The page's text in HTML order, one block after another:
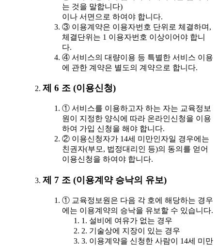
는 것을 말합니다)
이나 서면으로 하여야 합니다.
③ 이용계약은 이용자번호 단위로 체결하며,
체결단위는 1 이용자번호 이상이어야 합니
다.
④ 서비스의 대량이용 등 특별한 서비스 이용
에 관한 계약은 별도의 계약으로 합니다.
제 6 조 (이용신청)
① 서비스를 이용하고자 하는 자는 교육정보
원이 지정한 양식에 따라 온라인신청을 이용
하여 가입 신청을 해야 합니다.
② 이용신청자가 14세 미만인자일 경우에는
친권자(부모, 법정대리인 등)의 동의를 얻어
이용신청을 하여야 합니다.
제 7 조 (이용계약 승낙의 유보)
① 교육정보원은 다음 각 호에 해당하는 경우
에는 이용계약의 승낙을 유보할 수 있습니다.
1. 설비에 여유가 없는 경우
2. 기술상에 지장이 있는 경우
3. 이용계약을 신청한 사람이 14세 미만